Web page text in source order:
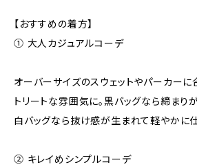
【おすすめの着方】
① 大人カジュアルコーデ
オーバーサイズのスウェットやパーカーに
トリートな雰囲気に。黒バッグなら締まり
白バッグなら抜け感が生まれて軽やかに仕
② キレイめシンプルコーデ